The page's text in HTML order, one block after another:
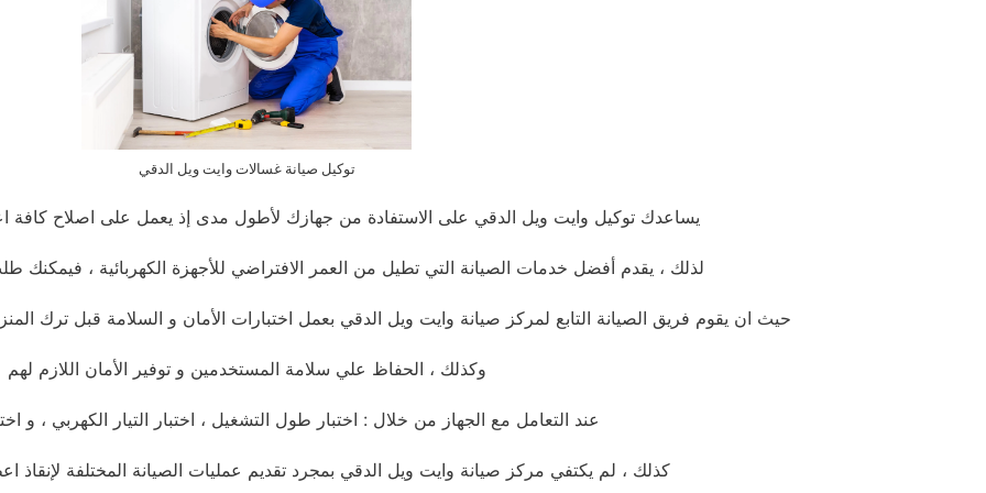
توكيل صيانة غسالات وايت ويل الدقي
يساعدك توكيل وايت ويل الدقي على الاستفادة من جهازك لأطول مدى إذ يعمل على اصلاح كافة
لذلك ، يقدم أفضل خدمات الصيانة التي تطيل من العمر الافتراضي للأجهزة الكهربائية ، فيمكنك
حيث ان يقوم فريق الصيانة التابع لمركز صيانة وايت ويل الدقي بعمل اختبارات الأمان و السلامة قبل ترك
وكذلك ، الحفاظ علي سلامة المستخدمين و توفير الأمان اللازم لهم
عند التعامل مع الجهاز من خلال : اختبار طول التشغيل ، اختبار التيار الكهربي ، و
كذلك ، لم يكتفي مركز صيانة وايت ويل الدقي بمجرد تقديم عمليات الصيانة المختلفة لإنقاذ